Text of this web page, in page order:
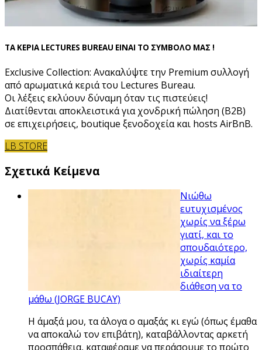
ΤΑ ΚΕΡΙΑ LECTURES BUREAU ΕΙΝΑΙ ΤΟ ΣΥΜΒΟΛΟ ΜΑΣ !
Exclusive Collection: Ανακαλύψτε την Premium συλλογή
από αρωματικά κεριά του Lectures Bureau.
Οι λέξεις εκλύουν δύναμη όταν τις πιστεύεις!
Διατίθενται αποκλειστικά για χονδρική πώληση (B2B)
σε επιχειρήσεις, boutique ξενοδοχεία και hosts AirBnB.
LB STORE
Σχετικά Κείμενα
Νιώθω
ευτυχισμένος
χωρίς να ξέρω
γιατί, και το
σπουδαιότερο,
χωρίς καμία
ιδιαίτερη
διάθεση να το
μάθω (JORGE BUCAY)
Η άμαξά μου, τα άλογα ο αμαξάς κι εγώ (όπως έμαθα
να αποκαλώ τον επιβάτη), καταβάλλοντας αρκετή
προσπάθεια, καταφέραμε να περάσουμε το πρώτο